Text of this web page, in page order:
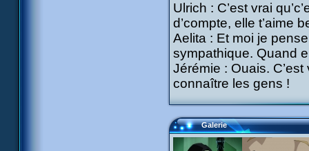
Ulrich : C’est vrai
d’compte, elle t’aime
Aelita : Et moi je
sympathique. Quand
Jérémie : Ouais.
connaître les gens !
Galerie